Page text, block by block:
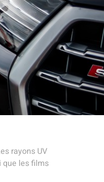
rayons UV
que les films